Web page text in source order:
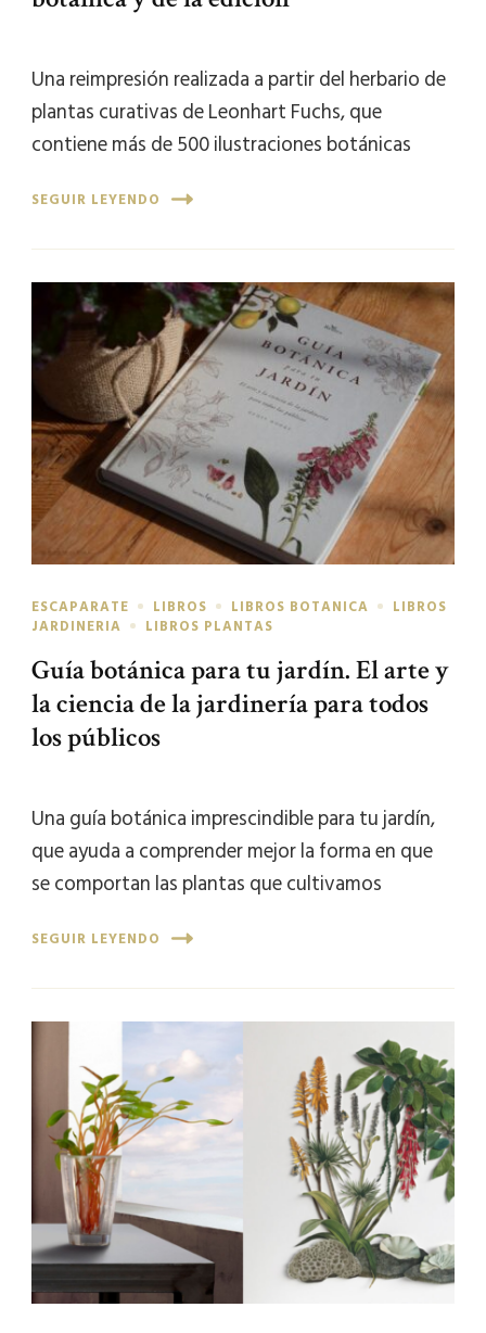
Una reimpresión realizada a partir del herbario de
plantas curativas de Leonhart Fuchs, que
contiene más de 500 ilustraciones botánicas
SEGUIR LEYENDO
ESCAPARATE LIBROS LIBROS BOTANICA
LIBROS
JARDINERIA
LIBROS PLANTAS
Guía botánica para tu jardín. El arte y
la ciencia de la jardinería para todos
los públicos
Una guía botánica imprescindible para tu jardín,
que ayuda a comprender mejor la forma en que
se comportan las plantas que cultivamos
SEGUIR LEYENDO